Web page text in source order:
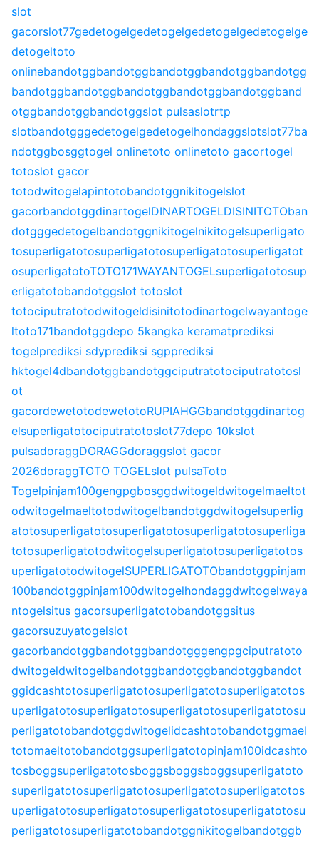
slot
gacorslot77gedetogelgedetogelgedetogelgedetogelge
detogeltoto
onlinebandotggbandotggbandotggbandotggbandotgg
bandotggbandotggbandotggbandotggbandotggband
otggbandotggbandotggslot pulsaslotrtp
slotbandotgggedetogelgedetogelhondaggslotslot77ba
ndotggbosggtogel onlinetoto onlinetoto gacortogel
totoslot gacor
totodwitogelapintotobandotggnikitogelslot
gacorbandotggdinartogelDINARTOGELDISINITOTOban
dotgggedetogelbandotggnikitogelnikitogelsuperligato
tosuperligatotosuperligatotosuperligatotosuperligatot
osuperligatotoTOTO171WAYANTOGELsuperligatotosup
erligatotobandotggslot totoslot
totociputratotodwitogeldisinitotodinartogelwayantoge
ltoto171bandotggdepo 5kangka keramatprediksi
togelprediksi sdyprediksi sgpprediksi
hktogel4dbandotggbandotggciputratotociputratotosl
ot
gacordewetotodewetotoRUPIAHGGbandotggdinartog
elsuperligatotociputratotoslot77depo 10kslot
pulsadoraggDORAGGdoraggslot gacor
2026doraggTOTO TOGELslot pulsaToto
Togelpinjam100gengpgbosggdwitogeldwitogelmaeltot
odwitogelmaeltotodwitogelbandotggdwitogelsuperlig
atotosuperligatotosuperligatotosuperligatotosuperliga
totosuperligatotodwitogelsuperligatotosuperligatotos
uperligatotodwitogelSUPERLIGATOTObandotggpinjam
100bandotggpinjam100dwitogelhondaggdwitogelwaya
ntogelsitus gacorsuperligatotobandotggsitus
gacorsuzuyatogelslot
gacorbandotggbandotggbandotgggengpgciputratoto
dwitogeldwitogelbandotggbandotggbandotggbandot
ggidcashtotosuperligatotosuperligatotosuperligatotos
uperligatotosuperligatotosuperligatotosuperligatotosu
perligatotobandotggdwitogelidcashtotobandotggmael
totomaeltotobandotggsuperligatotopinjam100idcashto
tosboggsuperligatotosboggsboggsboggsuperligatoto
superligatotosuperligatotosuperligatotosuperligatotos
uperligatotosuperligatotosuperligatotosuperligatotosu
perligatotosuperligatotobandotggnikitogelbandotggb